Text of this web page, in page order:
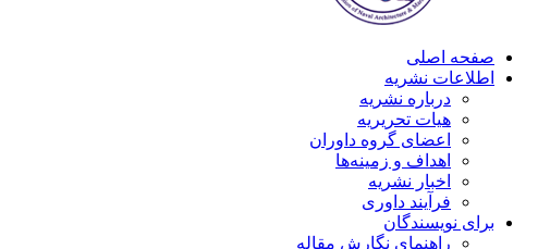
صفحه اصلی
اطلاعات نشریه
درباره نشریه
هیات تحریریه
اعضای گروه داوران
اهداف و زمینه‌ها
اخبار نشریه
فرآیند داوری
برای نویسندگان
راهنمای نگارش مقاله